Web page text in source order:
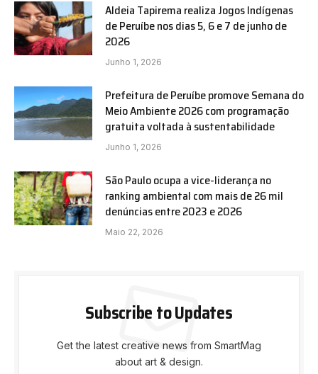
Aldeia Tapirema realiza Jogos Indígenas
de Peruíbe nos dias 5, 6 e 7 de junho de
2026
Junho 1, 2026
Prefeitura de Peruíbe promove Semana do
Meio Ambiente 2026 com programação
gratuita voltada à sustentabilidade
Junho 1, 2026
São Paulo ocupa a vice-liderança no
ranking ambiental com mais de 26 mil
denúncias entre 2023 e 2026
Maio 22, 2026
Subscribe to Updates
Get the latest creative news from SmartMag
about art & design.